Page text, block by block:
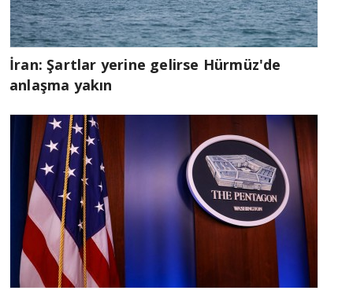
İran: Şartlar yerine gelirse Hürmüz'de
anlaşma yakın